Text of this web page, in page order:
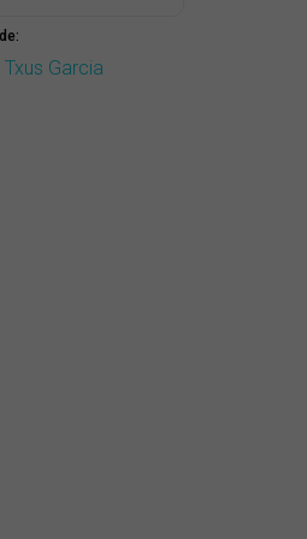
Txus Garcia